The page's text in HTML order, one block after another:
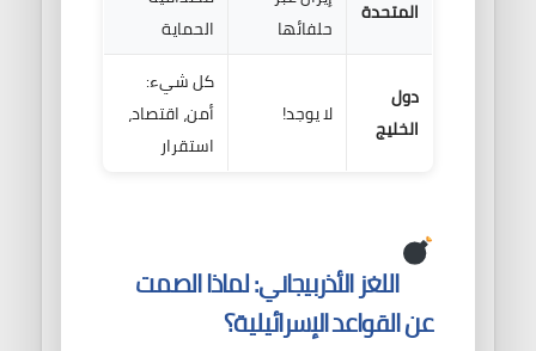
المتحدة
حلفائها
الحماية
دول
الخليج
لا يوجد!
كل شيء:
أمن، اقتصاد،
استقرار
اللغز الأذربيجاني: لماذا الصمت
عن القواعد الإسرائيلية؟